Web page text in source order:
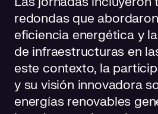
redondas que
eficiencia energética y
de infraestructuras en
este contexto, la
y su visión innovadora
energías renovables